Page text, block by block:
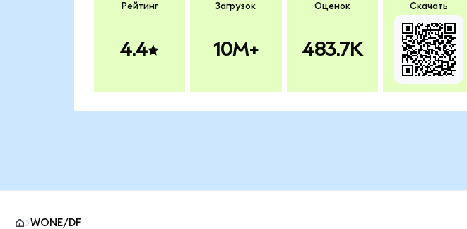
Рейтинг
4.4
Загрузок
10M+
Оценок
483.7K
Скачать
WONE/DF